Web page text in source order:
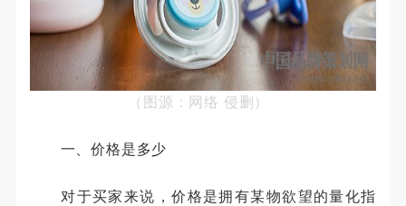
（图源：网络 侵删）
一、价格是多少
对于买家来说，价格是拥有某物欲望的量化指